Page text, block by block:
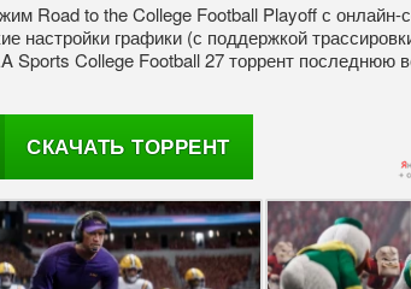
Road to the College Football Playoff с
настройки графики (с поддержкой
Sports College Football 27 торрент последнюю
СКАЧАТЬ ТОРРЕНТ